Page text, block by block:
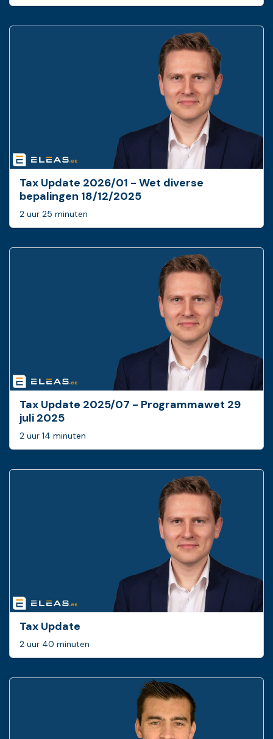
Tax Update 2026/01 - Wet diverse
bepalingen 18/12/2025
2 uur 25 minuten
Tax Update 2025/07 - Programmawet 29
juli 2025
2 uur 14 minuten
Tax Update
2 uur 40 minuten